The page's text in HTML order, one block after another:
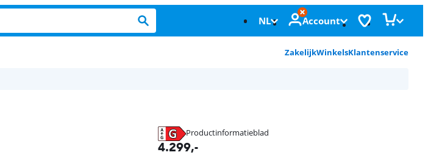
NL Account
ZakelijkWinkelsKlantenservice
Productinformatieblad
opent in nieuw tabblad
4.299,-